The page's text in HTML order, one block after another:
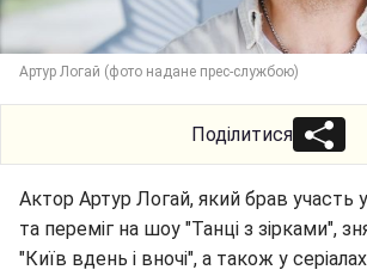
Артур Логай (фото надане прес-службою)
Поділитися
Актор Артур Логай, який брав участь
та переміг на шоу "Танці з зірками",
"Київ вдень і вночі", а також у